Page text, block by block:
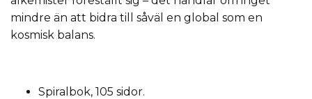
mindre än att bidra till såväl en global som en
kosmisk balans.
Spiralbok, 105 sidor.